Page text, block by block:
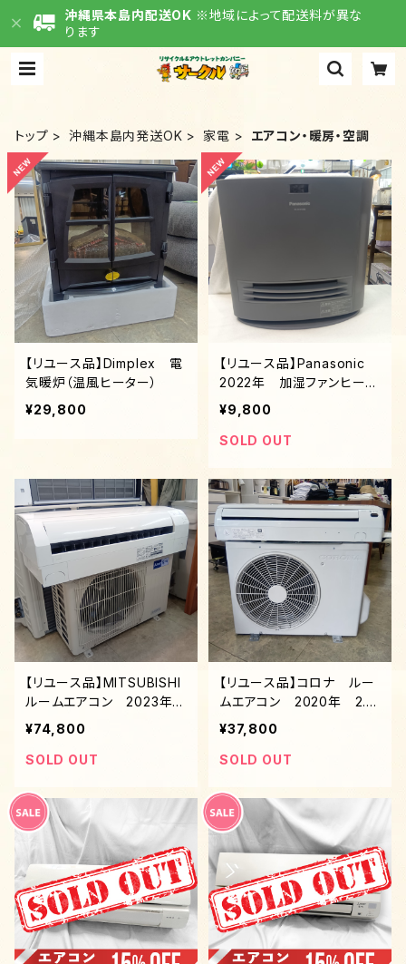
沖縄県本島内配送OK ※地域によって配送料が異な
ります
トップ 沖縄本島内発送OK 家電 エアコン・暖房・空調
【リユース品】Dimplex 電
気暖炉（温風ヒーター）
¥29,800
【リユース品】Panasonic
2022年 加湿ファンヒータ
ー
¥9,800
SOLD OUT
【リユース品】MITSUBISHI
ルームエアコン 2023年
2.8KW （8～12畳）冷暖
標準工賃込み
¥74,800
SOLD OUT
【リユース品】コロナ ルー
ムエアコン 2020年 2.2
kw（6～9畳）冷房専用 標
準工賃込み
¥37,800
SOLD OUT